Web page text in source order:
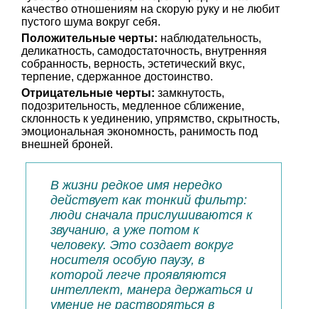
качество отношениям на скорую руку и не любит
пустого шума вокруг себя.
Положительные черты: наблюдательность,
деликатность, самодостаточность, внутренняя
собранность, верность, эстетический вкус,
терпение, сдержанное достоинство.
Отрицательные черты: замкнутость,
подозрительность, медленное сближение,
склонность к уединению, упрямство, скрытность,
эмоциональная экономность, ранимость под
внешней броней.
В жизни редкое имя нередко
действует как тонкий фильтр:
люди сначала прислушиваются к
звучанию, а уже потом к
человеку. Это создает вокруг
носителя особую паузу, в
которой легче проявляются
интеллект, манера держаться и
умение не растворяться в